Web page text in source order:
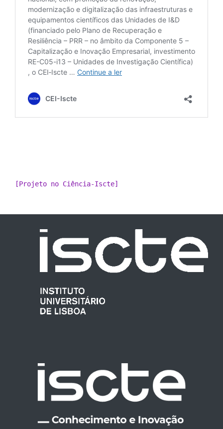
[Projeto no Ciência-Iscte]